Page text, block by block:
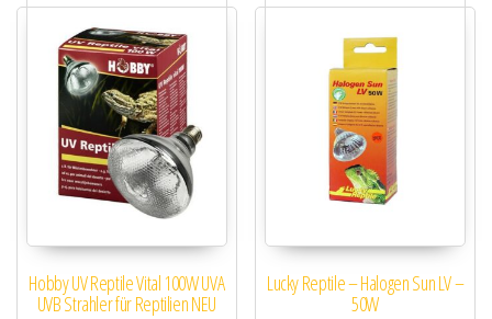
Hobby UV Reptile Vital 100W UVA
UVB Strahler für Reptilien NEU
Lucky Reptile – Halogen Sun LV –
50W